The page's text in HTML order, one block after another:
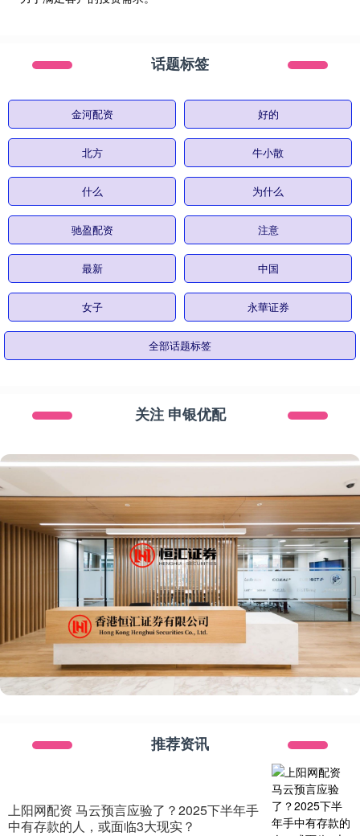
话题标签
金河配资 好的
北方 牛小散
什么 为什么
驰盈配资 注意
最新 中国
女子 永華证券
全部话题标签
关注 申银优配
推荐资讯
上阳网配资 马云预言应验了？2025下半年手
中有存款的人，或面临3大现实？